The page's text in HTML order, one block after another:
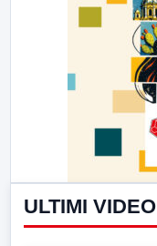
ULTIMI VIDEO